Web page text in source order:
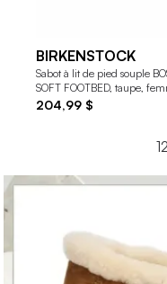
BIRKENSTOCK
Sabot à lit de pied souple
SOFT FOOTBED, taupe,
204,99 $
12